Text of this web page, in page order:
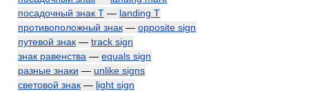
посадочный знак Т — landing T
противоположный знак — opposite sign
путевой знак — track sign
знак равенства — equals sign
разные знаки — unlike signs
световой знак — light sign